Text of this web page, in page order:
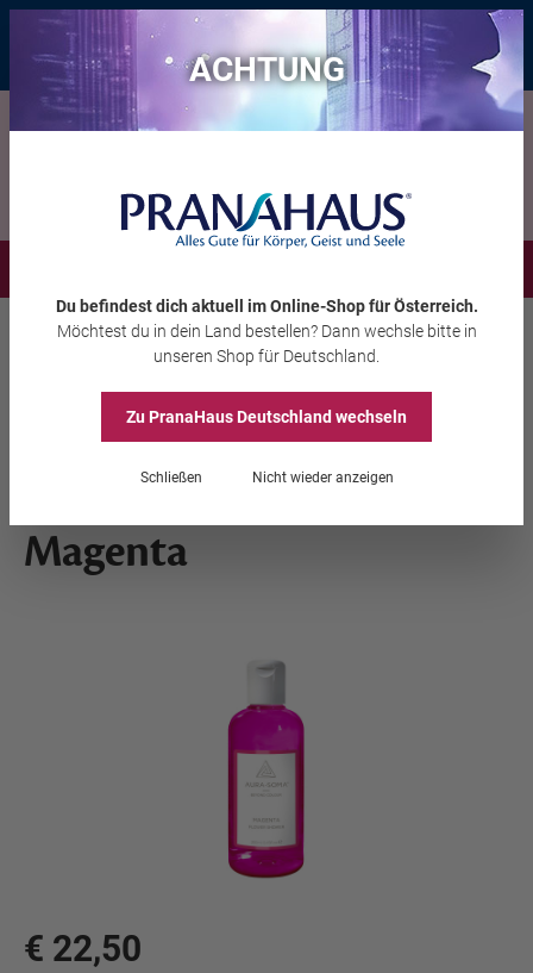
Bis zu 20 € Rabatt* mit dem Vorteils-Codeeintauchen , gültig bis
11.08.2026
Aura-Soma® Duschgel
Flower Shower (Duschgel)
Magenta
€ 22,50
ACHTUNG
Du befindest dich aktuell im Online-Shopfür Österreich.
Möchtest du in dein Land bestellen? Dann wechsle bitte in
unseren Shop für Deutschland
Zu PranaHausDeutschland wechseln
Schließen Nicht wieder anzeigen